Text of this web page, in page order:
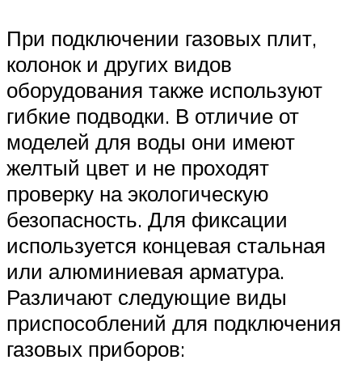
При подключении газовых плит,
колонок и других видов
оборудования также используют
гибкие подводки. В отличие от
моделей для воды они имеют
желтый цвет и не проходят
проверку на экологическую
безопасность. Для фиксации
используется концевая стальная
или алюминиевая арматура.
Различают следующие виды
приспособлений для подключения
газовых приборов: